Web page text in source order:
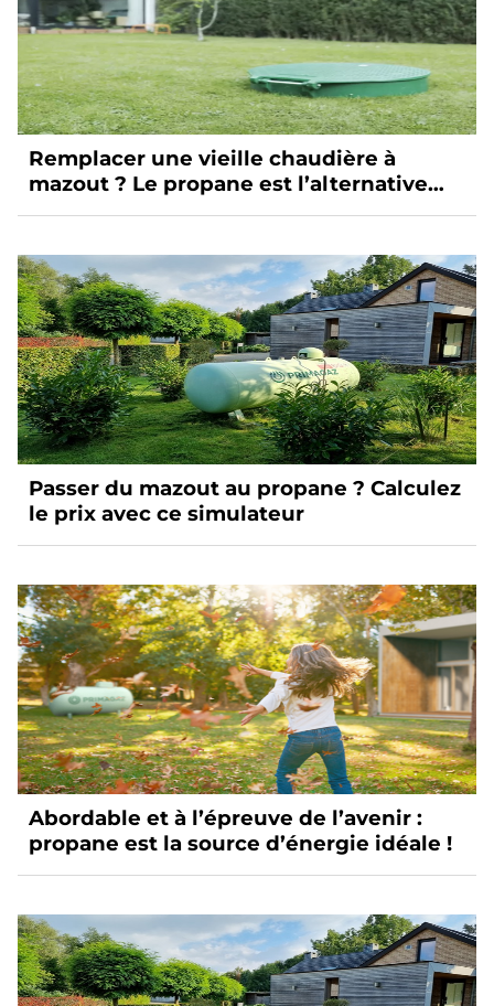
Remplacer une vieille chaudière à
mazout ? Le propane est l’alternative
idéale
Passer du mazout au propane ? Calculez
le prix avec ce simulateur
Abordable et à l’épreuve de l’avenir :
propane est la source d’énergie idéale !